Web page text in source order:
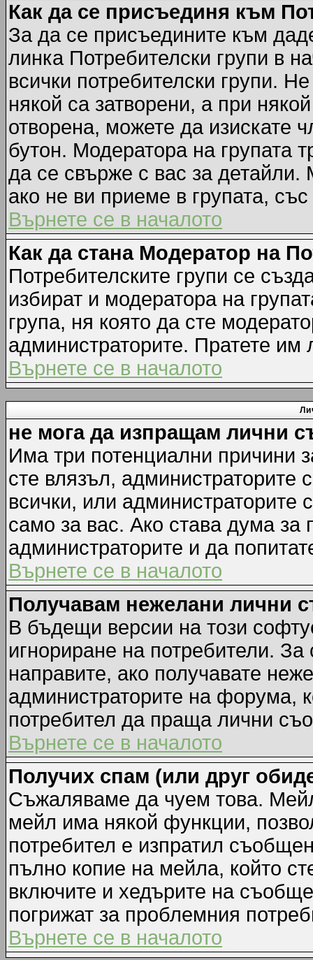
Как да се присъединя към
За да се присъедините към
линка Потребителски групи в
всички потребителски групи.
някой са затворени, а при
отворена, можете да изискате
бутон. Модератора на групата
да се свърже с вас за
ако не ви приеме в групата,
Върнете се в началото
Как да стана Модератор на
Потребителските групи се
избират и модератора на
група, ня която да сте
администраторите. Пратете
Върнете се в началото
не мога да изпращам лични
Има три потенциални причини
сте влязъл, администраторите
всички, или
само за вас. Ако става дума за
администраторите и да
Върнете се в началото
Получавам нежелани лични
В бъдещи версии на този
игнориране на потребители.
направите, ако получавате
администраторите на форума,
потребител да праща лични
Върнете се в началото
Получих спам (или друг
Съжаляваме да чуем това.
мейл има някой функции,
потребител е изпратил
пълно копие на мейла, който
включите и хедърите на
погрижат за проблемния
Върнете се в началото